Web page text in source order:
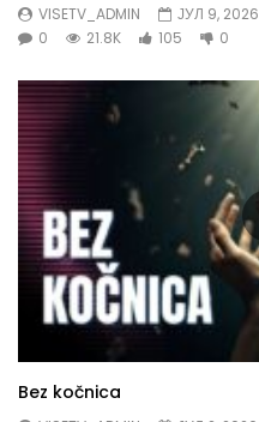
VISETV_ADMIN
ЈУЛ 9, 2026
0
21.8K 105 0
Bez kočnica